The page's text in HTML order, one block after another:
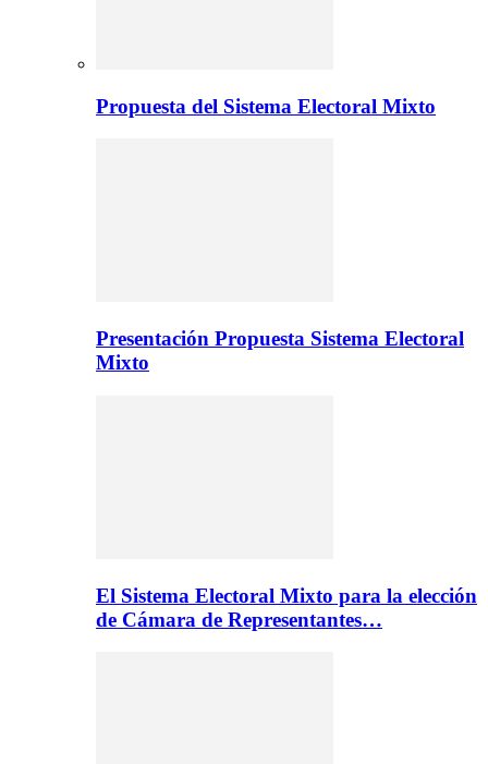
Propuesta del Sistema Electoral Mixto
Presentación Propuesta Sistema Electoral
Mixto
El Sistema Electoral Mixto para la elección
de Cámara de Representantes…